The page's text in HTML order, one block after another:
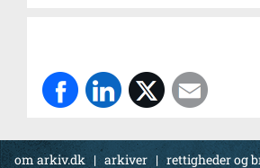
om arkiv.dk | arkiver | rettigheder og